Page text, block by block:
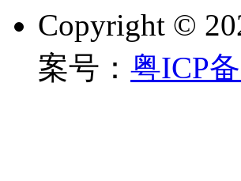
Copyright ©
案号： 粤ICP